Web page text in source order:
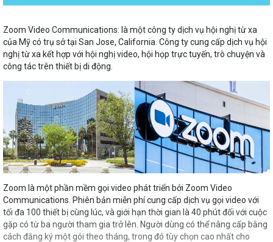
Zoom Video Communications: là một công ty dịch vụ hội nghị từ xa
của Mỹ có trụ sở tại San Jose, California. Công ty cung cấp dịch vụ hội
nghị từ xa kết hợp với hội nghị video, hội họp trực tuyến, trò chuyện và
công tác trên thiết bị di động.
Zoom là một phần mềm gọi video phát triển bởi Zoom Video
Communications. Phiên bản miễn phí cung cấp dịch vụ gọi video với
tối đa 100 thiết bị cùng lúc, và giới hạn thời gian là 40 phút đối với cuộc
gặp có từ ba người tham gia trở lên. Người dùng có thể nâng cấp bằng
cách đăng ký một gói theo tháng, trong đó tùy chọn cao nhất cho